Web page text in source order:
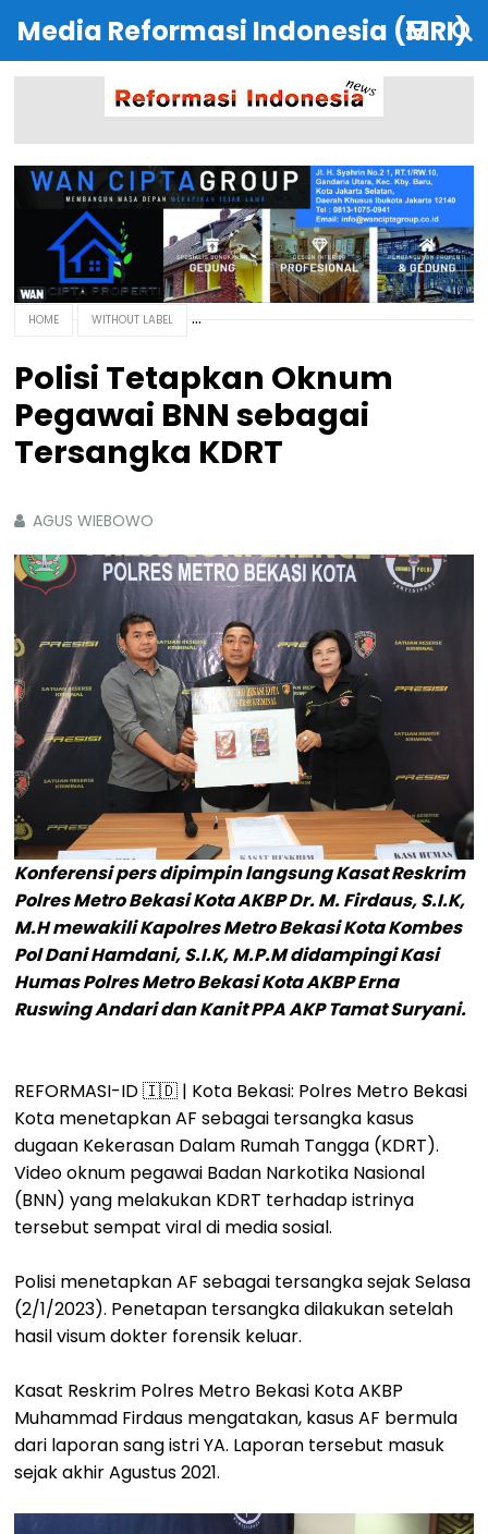
Media Reformasi Indonesia (MRI)
HOME WITHOUT LABEL
Polisi Tetapkan Oknum
Pegawai BNN sebagai
Tersangka KDRT
AGUS WIEBOWO
Konferensi pers dipimpin langsung Kasat Reskrim
Polres Metro Bekasi Kota AKBP Dr. M. Firdaus, S.I.K,
M.H mewakili Kapolres Metro Bekasi Kota Kombes
Pol Dani Hamdani, S.I.K, M.P.M didampingi Kasi
Humas Polres Metro Bekasi Kota AKBP Erna
Ruswing Andari dan Kanit PPA AKP Tamat Suryani.
REFORMASI-ID 🇮🇩 | Kota Bekasi: Polres Metro Bekasi
Kota menetapkan AF sebagai tersangka kasus
dugaan Kekerasan Dalam Rumah Tangga (KDRT).
Video oknum pegawai Badan Narkotika Nasional
(BNN) yang melakukan KDRT terhadap istrinya
tersebut sempat viral di media sosial.
Polisi menetapkan AF sebagai tersangka sejak Selasa
(2/1/2023). Penetapan tersangka dilakukan setelah
hasil visum dokter forensik keluar.
Kasat Reskrim Polres Metro Bekasi Kota AKBP
Muhammad Firdaus mengatakan, kasus AF bermula
dari laporan sang istri YA. Laporan tersebut masuk
sejak akhir Agustus 2021.